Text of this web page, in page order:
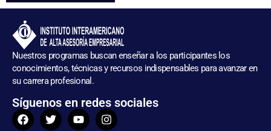
Nuestros programas buscan enseñar a los participantes los
conocimientos, técnicas y recursos indispensables para avanzar en
su carrera profesional.
Síguenos en redes sociales